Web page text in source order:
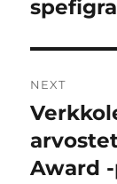
NEXT
Next
post:
Award